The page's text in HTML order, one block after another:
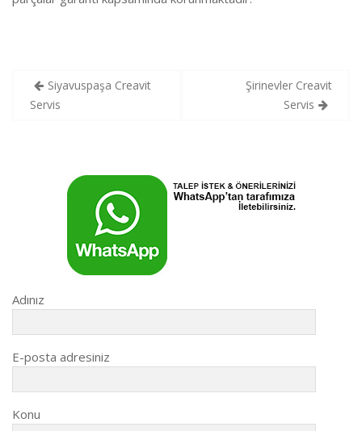
Yazı
gezinmesi
Siyavuspaşa Creavit
Servis
Şirinevler Creavit
Servis
Adınız
E-posta adresiniz
Konu